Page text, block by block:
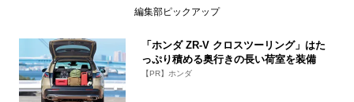
編集部ピックアップ
「ホンダ ZR-V クロスツーリング」はた
っぷり積める奥行きの長い荷室を装備
【PR】ホンダ